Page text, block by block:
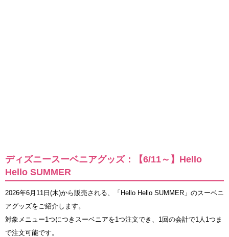
ディズニースーベニアグッズ：【6/11～】Hello
Hello SUMMER
2026年6月11日(木)から販売される、「Hello Hello SUMMER」のスーベニ
アグッズをご紹介します。
対象メニュー1つにつきスーベニアを1つ注文でき、1回の会計で1人1つま
で注文可能です。